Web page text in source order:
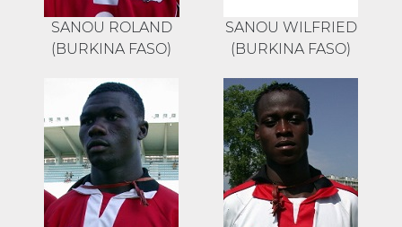
SANOU ROLAND
(BURKINA FASO)
SANOU WILFRIED
(BURKINA FASO)